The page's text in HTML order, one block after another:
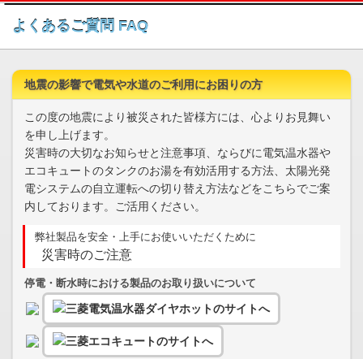
このページの本文へ
よくあるご質問 FAQ
地震の影響で電気や水道のご利用にお困りの方
この度の地震により被災された皆様方には、心よりお見舞い
を申し上げます。
災害時の大切なお知らせと注意事項、ならびに電気温水器や
エコキュートのタンクのお湯を有効活用する方法、太陽光発
電システムの自立運転への切り替え方法などをこちらでご案
内しております。ご活用ください。
弊社製品を安全・上手にお使いいただくために
災害時のご注意
停電・断水時における製品のお取り扱いについて